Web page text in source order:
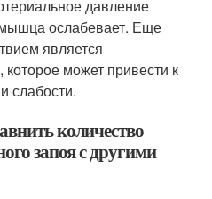
давление
ослабевает. Еще
является
может привести к
слабости.
количество
запоя с другими